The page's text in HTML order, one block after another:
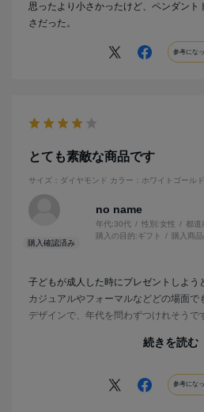
思ったより小さかったけど、ペンダント
さだった。
参考にな
とても素敵な商品です
サイズ：ダイヤモンド カラー：ホワイトゴールド
no name
年代:30代 性別:女性 都道
購入の目的: ギフト 購入商
子どもが成人した時にプレゼントしよう
カジュアルやフォーマルなどどの場面で
デザインで、年代を問わずつけれそうで
と多くの文字数を刻印することができま
ので日常使いにとても良いです。
価格帯の選択が10万円以上からしかなか
続きを読む
参考にな